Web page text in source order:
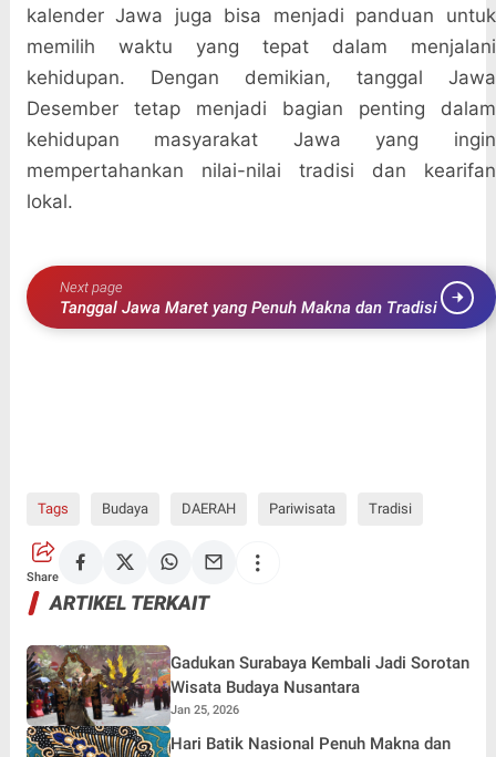
kalender Jawa juga bisa menjadi panduan untuk
memilih waktu yang tepat dalam menjalani
kehidupan. Dengan demikian, tanggal Jawa
Desember tetap menjadi bagian penting dalam
kehidupan masyarakat Jawa yang ingin
mempertahankan nilai-nilai tradisi dan kearifan
lokal.
Next page
Tanggal Jawa Maret yang Penuh Makna dan Tradisi
Tags Budaya DAERAH Pariwisata Tradisi
Share
ARTIKEL TERKAIT
Gadukan Surabaya Kembali Jadi Sorotan
Wisata Budaya Nusantara
Jan 25, 2026
Hari Batik Nasional Penuh Makna dan